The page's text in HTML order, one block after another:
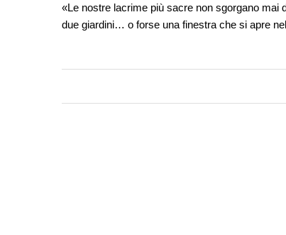
«Le nostre lacrime più sacre non sgorgano mai
due giardini… o forse una finestra che si apre